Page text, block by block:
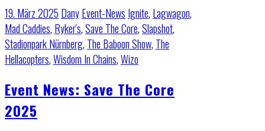
19. März 2025 DanyEvent-News Ignite, Lagwagon,
Mad Caddies, Ryker's,Save The Core,Slapshot,
Stadionpark Nürnberg, The Baboon Show, The
Hellacopters,Wisdom In Chains,Wizo
Event News: Save The Core
2025